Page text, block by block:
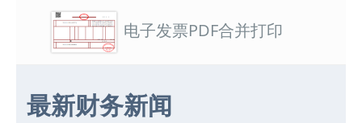
电子发票PDF合并打印
最新财务新闻